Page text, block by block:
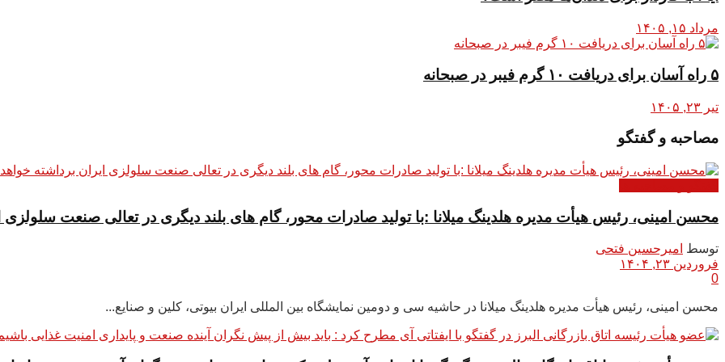
مرداد ۱۵, ۱۴۰۵
۵ راه آسان برای دریافت ۱۰ گرم فیبر در صبحانه
تیر ۲۳, ۱۴۰۵
مصاحبه و گفتگو
محسن امینی، رئیس هیأت مدیره هلدینگ میلانا :با تولید صادرات محور، گام های بلند دیگری در تعالی صنعت سلولزی
توسط امیرحسین فتحی
فروردین ۲۳, ۱۴۰۴
0
محسن امینی، رئیس هیأت مدیره هلدینگ میلانا در حاشیه سی و دومین نمایشگاه بین المللی ایران بیوتی، کلین و صنایع...